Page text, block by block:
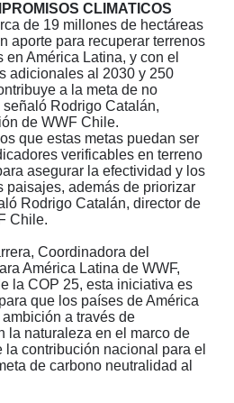
CLIMATICOS
de 19 millones de hectáreas
aporte para recuperar terrenos
América Latina, y con el
adicionales al 2030 y 250
a la meta de no
señaló Rodrigo Catalán,
de WWF Chile.
que estas metas puedan ser
verificables en terreno
asegurar la efectividad y los
paisajes, además de priorizar
Rodrigo Catalán, director de
Chile.
Coordinadora del
América Latina de WWF,
la COP 25, esta iniciativa es
que los países de América
a través de
la naturaleza en el marco de
la contribución nacional para el
de carbono neutralidad al